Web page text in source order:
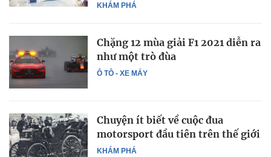
KHÁM PHÁ
Ô TÔ - XE MÁY
Chặng 12 mùa giải F1 2021 diễn ra
như một trò đùa
KHÁM PHÁ
Chuyện ít biết về cuộc đua
motorsport đầu tiên trên thế giới